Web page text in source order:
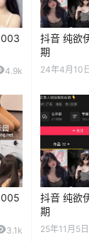
4.9k
抖音 纯欲
期
24年4月10
3.1k
抖音 纯欲
期
25年11月5日